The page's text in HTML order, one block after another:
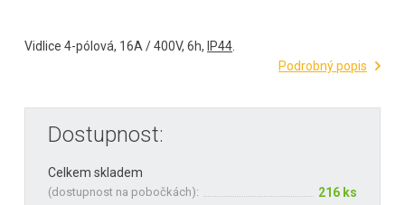
Vidlice 4-pólová, 16A / 400V, 6h, IP44.
Podrobný popis
Dostupnost:
Celkem skladem
(dostupnost na pobočkách):
216 ks